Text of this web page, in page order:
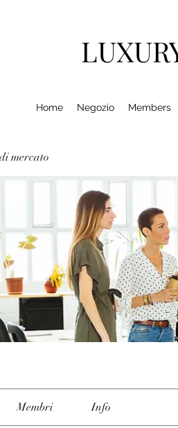
Home Negozio Members
mercato
Membri Info